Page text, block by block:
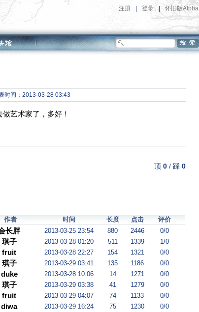
注册 登录 | 怀旧版Alpha
时间：2013-03-28 03:43
艺术家了，多好！
顶 0/ 踩 0
作者 时间 长度 点击 评价
长胖 2013-03-25 23:54 880 2446 0/0
琪子 2013-03-28 01:20 511 1339 1/0
fruit 2013-03-28 22:27 154 1321 0/0
琪子 2013-03-29 03:41 135 1186 0/0
duke 2013-03-28 10:06 14 1271 0/0
琪子 2013-03-29 03:38 41 1279 0/0
fruit 2013-03-29 04:07 74 1133 0/0
diwa 2013-03-29 16:24 75 1230 0/0